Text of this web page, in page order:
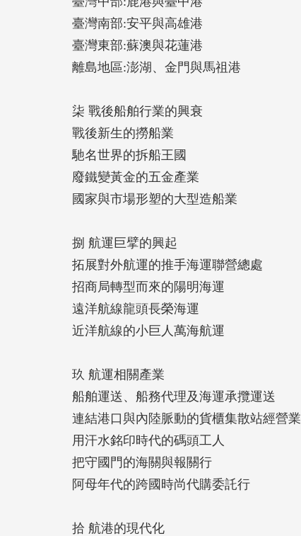
臺灣南部:安平與高雄港
臺灣東部:蘇澳與花蓮港
離島地區:澎湖、金門與馬祖港
柒 戰後船舶行業的興衰
戰後新生的撈船業
馳名世界的拆船王國
廢鐵變黃金的五金產業
國家與市場形塑的大型造船業
捌 航運巨擘的興起
拓展對外航運的推手海運聯營總處
招商局轉型而來的陽明海運
遠洋航線龍頭長榮海運
近洋航線的小巨人萬海航運
玖 航運相關產業
船舶運送、船務代理及海運承攬運送
連結港口與內陸脈動的貨櫃集散站經營業
用汗水銘印時代的碼頭工人
把守國門的海關與報關行
阿母年代的跨國時尚代購委託行
拾 航港的現代化